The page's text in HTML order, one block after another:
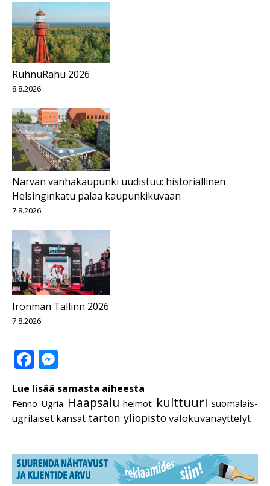
RuhnuRahu 2026
8.8.2026
Narvan vanhakaupunki uudistuu: historiallinen
Helsinginkatu palaa kaupunkikuvaan
7.8.2026
Ironman Tallinn 2026
7.8.2026
Facebook
Lue lisää samasta aiheesta
Fenno-Ugria Haapsalu heimot kulttuuri suomalais-
ugrilaiset kansat tarton yliopistovalokuvanäyttelyt